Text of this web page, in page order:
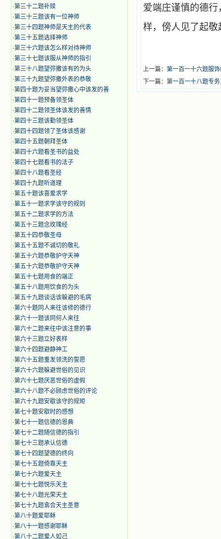
·第三十二题补赎
·第三十三题该有一位神师
·第三十四题神师是天主的代表
·第三十五题选择神师
·第三十六题该怎么样对待神师
·第三十七题该服从神师的指引
·第三十八题望弥撒该有的为头
·第三十九题望弥撒外表的恭敬
·第四十题为妥当望弥撒心中该发的善
·第四十一题预备领圣体
·第四十二题领圣体该发的善情
·第四十三题该勤领圣体
·第四十四题领了圣体该感谢
·第四十五题朝拜圣体
·第四十六题看圣书的益处
·第四十七题看书的法子
·第四十八题看圣经
·第四十九题听道理
·第五十题该喜爱求学
·第五十一题求学该守的规则
·第五十二题求学的方法
·第五十三题念玫瑰经
·第五十四恭敬圣母
·第五十五题不诚切的敬礼
·第五十六题恭敬护守天神
·第五十六题恭敬护守天神
·第五十七题用食的端正
·第五十八题用饮食的为头
·第五十九题谈话该躲避的毛病
·第六十题同人来往该修的德行
·第六十一题该同何人来往
·第六十二题来往中该注意的事
·第六十三题立好表样
·第六十四题避静神工
·第六十五题重发领洗的誓愿
·第六十六题躲避世俗的见识
·第六十七题厌恶世俗的虚假
·第六十八题不必顾虑世俗的评论
·第六十九题安歇该守的规矩
·第七十题安歇时的感想
·第七十一题信德的恩典
·第七十二题随信德的指引
·第七十三题承认信德
·第七十四题望德的终向
·第七十五题倚靠天主
·第七十六题爱天主
·第七十七题悦乐天主
·第七十八题光荣天主
·第七十九题翕合天主圣意
·第八十题爱耶稣
·第八十一题感谢耶稣
·第八十二题爱人如己
爱端庄谨慎的德
样，傍人见了起敬
上一篇： 第一百一十六题服
下一篇： 第一百一十八题专